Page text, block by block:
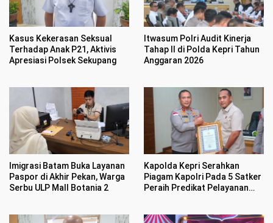
Kasus Kekerasan Seksual
Terhadap Anak P21, Aktivis
Apresiasi Polsek Sekupang
Itwasum Polri Audit Kinerja
Tahap II di Polda Kepri Tahun
Anggaran 2026
Imigrasi Batam Buka Layanan
Paspor di Akhir Pekan, Warga
Serbu ULP Mall Botania 2
Kapolda Kepri Serahkan
Piagam Kapolri Pada 5 Satker
Peraih Predikat Pelayanan